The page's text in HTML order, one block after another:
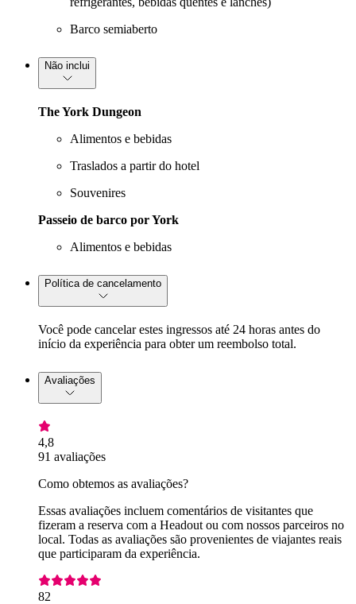
Barco semiaberto
Não inclui
The York Dungeon
Alimentos e bebidas
Traslados a partir do hotel
Souvenires
Passeio de barco por York
Alimentos e bebidas
Política de cancelamento
Você pode cancelar estes ingressos até 24 horas antes do
início da experiência para obter um reembolso total.
Avaliações
4,8
91 avaliações
Como obtemos as avaliações?
Essas avaliações incluem comentários de visitantes que
fizeram a reserva com a Headout ou com nossos parceiros no
local. Todas as avaliações são provenientes de viajantes reais
que participaram da experiência.
82